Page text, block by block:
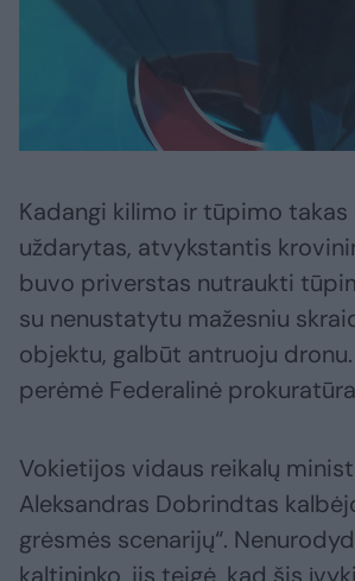
Kadangi kilimo ir tūpimo takas
uždarytas, atvykstantis
buvo priverstas nutraukti
su nenustatytu mažesniu
objektu, galbūt antruoju
perėmė Federalinė
Vokietijos vidaus reikalų
Aleksandras Dobrindtas
grėsmės scenarijų“.